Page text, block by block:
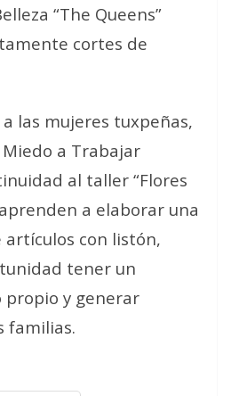
“The Queens”
cortes de
las mujeres tuxpeñas,
Miedo a Trabajar
al taller “Flores
a elaborar una
con listón,
tener un
y generar
familias.